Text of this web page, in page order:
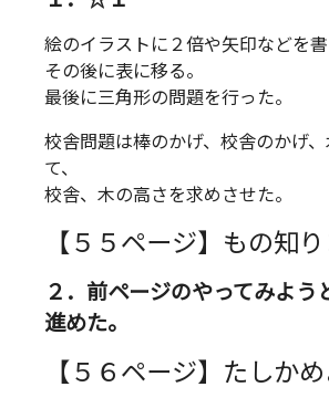
絵のイラストに２倍や矢印などを書
その後に表に移る。
最後に三角形の問題を行った。
校舎問題は棒のかげ、校舎のかげ
て、
校舎、木の高さを求めさせた。
【５５ページ】もの知
２．前ページのやってみよう
進めた。
【５６ページ】たしか